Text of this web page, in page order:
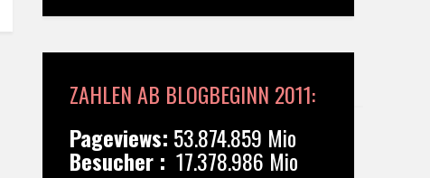
ZAHLEN AB BLOGBEGINN 2011:
Pageviews: 53.874.859 Mio
Besucher : 17.378.986 Mio